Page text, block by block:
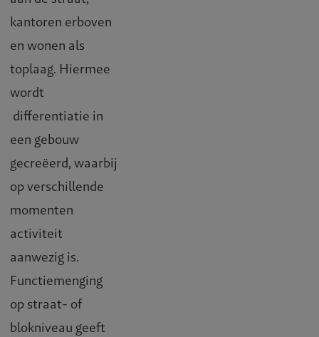
kantoren erboven
en wonen als
toplaag. Hiermee
wordt
differentiatie in
een gebouw
gecreëerd, waarbij
op verschillende
momenten
activiteit
aanwezig is.
Functiemenging
op straat- of
blokniveau geeft